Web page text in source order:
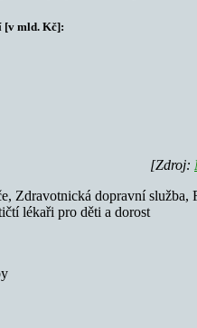
[v mld. Kč]:
[Zdroj:
Zdravotnická dopravní
lékaři pro děti a dorost